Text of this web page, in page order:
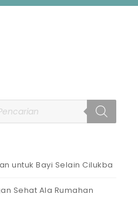
untuk Bayi Selain Cilukba
Sehat Ala Rumahan